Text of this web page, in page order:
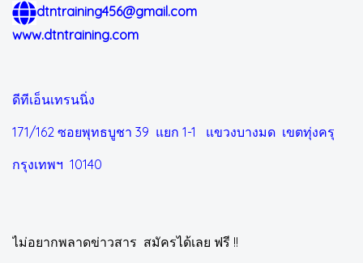
dtntraining456@gmail.com
www.dtntraining.com
ดีทีเอ็นเทรนนิ่ง
171/162 ซอยพุทธบูชา 39 แยก 1-1 แขวงบางมด เขตทุ่งครุ
กรุงเทพฯ 10140
ไม่อยากพลาดข่าวสาร สมัครได้เลย ฟรี !!